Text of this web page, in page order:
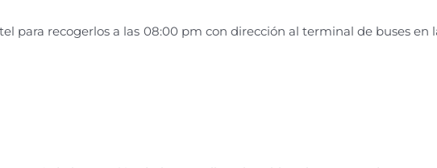
para recogerlos a las 08:00 pm con dirección al terminal de buses en